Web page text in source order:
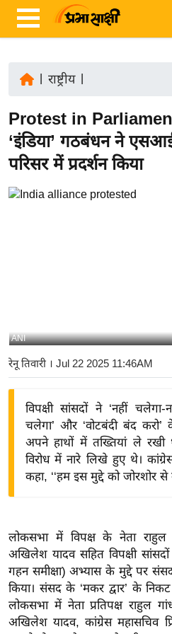
ज़ा
ख
र
रा
य
बि
ज़
द्यो
वि
शे
ष
ज्ञ
रा
राष्ट्रीय|
Protest in
‘इंडिया’ गठबंधन ने
परिसर में प्रदर्शन किया
ANI
रेनू तिवारी । Jul 22 2025 11:46AM
विपक्षी सांसदों ने ‘नहीं
चलेगा’ और ‘वोटबंदी बंद
अपने हाथों में तख्तियां ले
विरोध में नारे लिखे हुए थे।
कहा, ‘‘हम इस मुद्दे को जोरशोर से
लोकसभा में विपक्ष के नेता राहुल
अखिलेश यादव सहित विपक्षी
गहन समीक्षा) अभ्यास के मुद्दे पर संसद
किया। संसद के ‘मकर द्वार’ के
लोकसभा में नेता प्रतिपक्ष राहुल
अखिलेश यादव, कांग्रेस महासचिव